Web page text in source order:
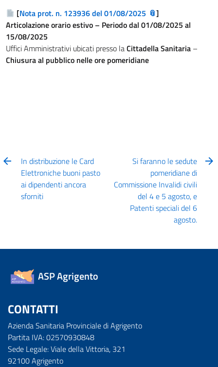
[Nota prot. n. 123936 del 01/08/2025
]
Articolazione orario estivo – Periodo dal 01/08/2025 al
15/08/2025
Uffici Amministrativi ubicati presso laCittadella Sanitaria –
Chiusura al pubblico nelle ore pomeridiane
In distribuzione le Card
Elettroniche buoni pasto
ai dipendenti ancora
sforniti
Si faranno le sedute
pomeridiane di
Commissione Invalidi civili
del 4 e 5 agosto, e
Patenti speciali del 6
agosto.
ASP Agrigento
CONTATTI
Azienda Sanitaria Provinciale di Agrigento
Partita IVA: 02570930848
Sede Legale: Viale della Vittoria, 321
92100 Agrigento